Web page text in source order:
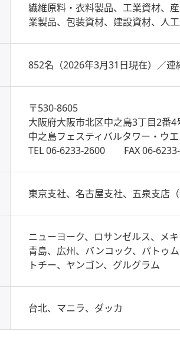
繊維原料・衣料製品、工業資材、
業製品、包装資材、建設資材、人
852名（2026年3月31日現在）／連
〒530-8605
大阪府大阪市北区中之島3丁目2番4
中之島フェスティバルタワー・ウ
TEL 06-6233-2600 FAX 06-
東京支社、名古屋支社、五泉支店
ニューヨーク、ロサンゼルス、メ
青島、広州、バンコック、パトゥ
トチー、ヤンゴン、グルグラム
台北、マニラ、ダッカ